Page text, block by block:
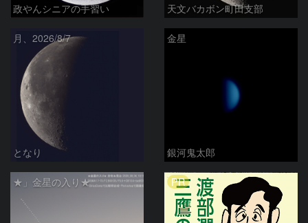
政やんシニアの手習い 天文バカボン町田支部
月、2026/8/7
となり
金星
銀河鬼太郎
★」金星の入り★ PR